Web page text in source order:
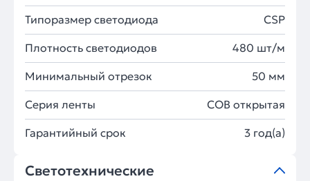
Типоразмер светодиода CSP
Плотность светодиодов 480 шт/м
Минимальный отрезок 50 мм
Серия ленты COB открытая
Гарантийный срок 3 год(а)
Светотехнические